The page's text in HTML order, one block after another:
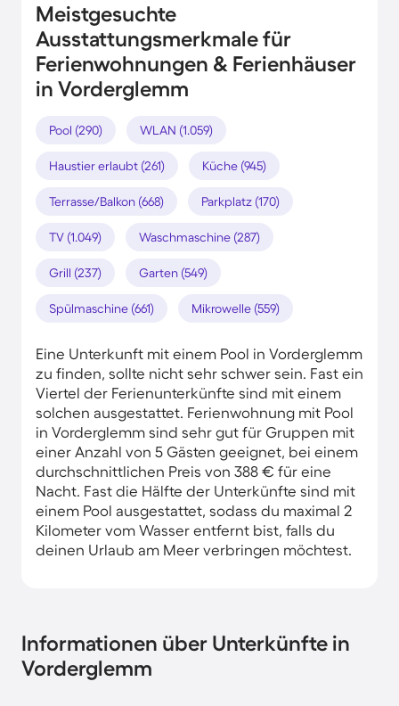
Meistgesuchte
Ausstattungsmerkmale für
Ferienwohnungen & Ferienhäuser
in Vorderglemm
Pool (290) WLAN (1.059)
Haustier erlaubt (261) Küche (945)
Terrasse/Balkon (668) Parkplatz (170)
TV (1.049) Waschmaschine (287)
Grill (237) Garten (549)
Spülmaschine (661) Mikrowelle (559)
Eine Unterkunft mit einem Pool in Vorderglemm
zu finden, sollte nicht sehr schwer sein. Fast ein
Viertel der Ferienunterkünfte sind mit einem
solchen ausgestattet. Ferienwohnung mit Pool
in Vorderglemm sind sehr gut für Gruppen mit
einer Anzahl von 5 Gästen geeignet, bei einem
durchschnittlichen Preis von 388 € für eine
Nacht. Fast die Hälfte der Unterkünfte sind mit
einem Pool ausgestattet, sodass du maximal 2
Kilometer vom Wasser entfernt bist, falls du
deinen Urlaub am Meer verbringen möchtest.
Informationen über Unterkünfte in
Vorderglemm